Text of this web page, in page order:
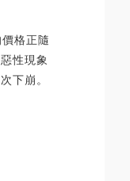
格正隨
性現象
下崩。